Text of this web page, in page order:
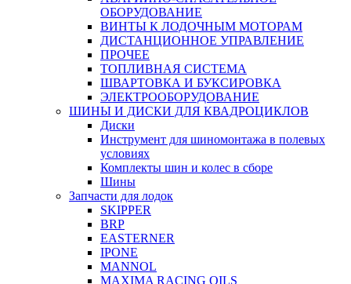
ОБОРУДОВАНИЕ
ВИНТЫ К ЛОДОЧНЫМ МОТОРАМ
ДИСТАНЦИОННОЕ УПРАВЛЕНИЕ
ПРОЧЕЕ
ТОПЛИВНАЯ СИСТЕМА
ШВАРТОВКА И БУКСИРОВКА
ЭЛЕКТРООБОРУДОВАНИЕ
ШИНЫ И ДИСКИ ДЛЯ КВАДРОЦИКЛОВ
Диски
Инструмент для шиномонтажа в полевых
условиях
Комплекты шин и колес в сборе
Шины
Запчасти для лодок
SKIPPER
BRP
EASTERNER
IPONE
MANNOL
MAXIMA RACING OILS